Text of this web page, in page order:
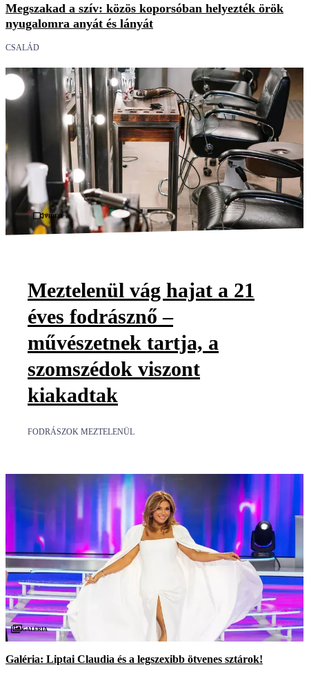
Megszakad a szív: közös koporsóban helyezték örök
nyugalomra anyát és lányát
CSALÁD
Videó
Meztelenül vág hajat a 21
éves fodrásznő –
művészetnek tartja, a
szomszédok viszont
kiakadtak
FODRÁSZOK MEZTELENÜL
Galéria
Galéria: Liptai Claudia és a legszexibb ötvenes sztárok!